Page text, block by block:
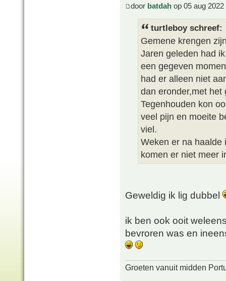
door batdah op 05 aug 2022
turtleboy schreef:
Gemene krengen
Jaren geleden had
een gegeven
had er alleen niet
dan eronder,met het
Tegenhouden kon
veel pijn en moeite
viel.
Weken er na haalde
komen er niet meer
Geweldig ik lig dubbel
ik ben ook ooit
bevroren was en
Groeten vanuit midden